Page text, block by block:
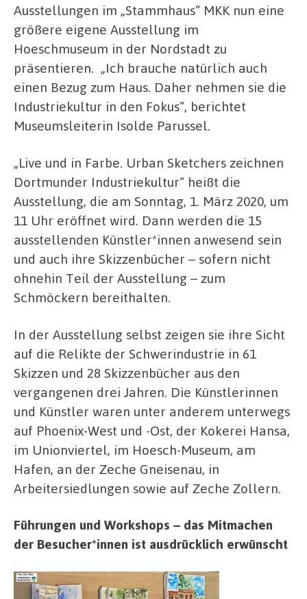
Ausstellungen im „Stammhaus“ MKK nun eine
größere eigene Ausstellung im
Hoeschmuseum in der Nordstadt zu
präsentieren. „Ich brauche natürlich auch
einen Bezug zum Haus. Daher nehmen sie die
Industriekultur in den Fokus“, berichtet
Museumsleiterin Isolde Parussel.
„Live und in Farbe. Urban Sketchers zeichnen
Dortmunder Industriekultur“ heißt die
Ausstellung, die am Sonntag, 1. März 2020, um
11 Uhr eröffnet wird. Dann werden die 15
ausstellenden Künstler*innen anwesend sein
und auch ihre Skizzenbücher – sofern nicht
ohnehin Teil der Ausstellung – zum
Schmöckern bereithalten.
In der Ausstellung selbst zeigen sie ihre Sicht
auf die Relikte der Schwerindustrie in 61
Skizzen und 28 Skizzenbücher aus den
vergangenen drei Jahren. Die Künstlerinnen
und Künstler waren unter anderem unterwegs
auf Phoenix-West und -Ost, der Kokerei Hansa,
im Unionviertel, im Hoesch-Museum, am
Hafen, an der Zeche Gneisenau, in
Arbeitersiedlungen sowie auf Zeche Zollern.
Führungen und Workshops – das Mitmachen
der Besucher*innen ist ausdrücklich erwünscht